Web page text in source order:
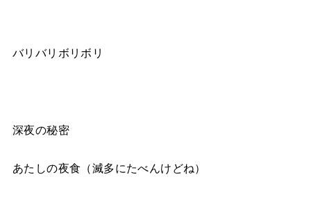
バリバリボリボリ
深夜の秘密
あたしの夜食（滅多にたべんけどね）